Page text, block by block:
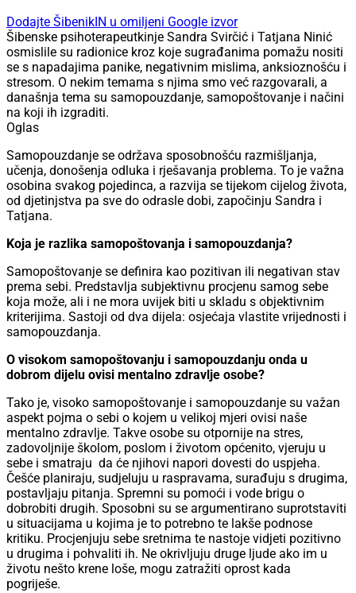
Dodajte ŠibenikIN u omiljeni Google izvor
Šibenske psihoterapeutkinje Sandra Svirčić i Tatjana Ninić
osmislile su radionice kroz koje sugrađanima pomažu nositi
se s napadajima panike, negativnim mislima, anksioznošću i
stresom. O nekim temama s njima smo već razgovarali, a
današnja tema su samopouzdanje, samopoštovanje i načini
na koji ih izgraditi.
Oglas
Samopouzdanje se održava sposobnošću razmišljanja,
učenja, donošenja odluka i rješavanja problema. To je važna
osobina svakog pojedinca, a razvija se tijekom cijelog života,
od djetinjstva pa sve do odrasle dobi, započinju Sandra i
Tatjana.
Koja je razlika samopoštovanja i samopouzdanja?
Samopoštovanje se definira kao pozitivan ili negativan stav
prema sebi. Predstavlja subjektivnu procjenu samog sebe
koja može, ali i ne mora uvijek biti u skladu s objektivnim
kriterijima. Sastoji od dva dijela: osjećaja vlastite vrijednosti i
samopouzdanja.
O visokom samopoštovanju i samopouzdanju onda u
dobrom dijelu ovisi mentalno zdravlje osobe?
Tako je, visoko samopoštovanje i samopouzdanje su važan
aspekt pojma o sebi o kojem u velikoj mjeri ovisi naše
mentalno zdravlje. Takve osobe su otpornije na stres,
zadovoljnije školom, poslom i životom općenito, vjeruju u
sebe i smatraju da će njihovi napori dovesti do uspjeha.
Češće planiraju, sudjeluju u raspravama, surađuju s drugima,
postavljaju pitanja. Spremni su pomoći i vode brigu o
dobrobiti drugih. Sposobni su se argumentirano suprotstaviti
u situacijama u kojima je to potrebno te lakše podnose
kritiku. Procjenjuju sebe sretnima te nastoje vidjeti pozitivno
u drugima i pohvaliti ih. Ne okrivljuju druge ljude ako im u
životu nešto krene loše, mogu zatražiti oprost kada
pogriješe.